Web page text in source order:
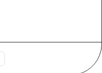
เที่ยวคุ้มค่า
Fi